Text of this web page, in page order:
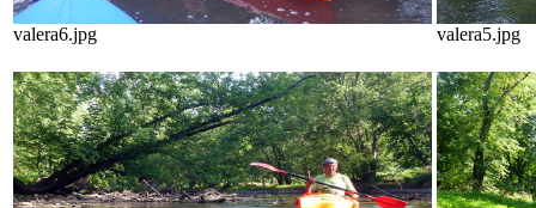
valera6.jpg valera5.jpg